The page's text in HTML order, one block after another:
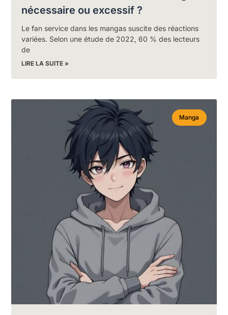
nécessaire ou excessif ?
Le fan service dans les mangas suscite des réactions
variées. Selon une étude de 2022, 60 % des lecteurs
de
LIRE LA SUITE »
Manga